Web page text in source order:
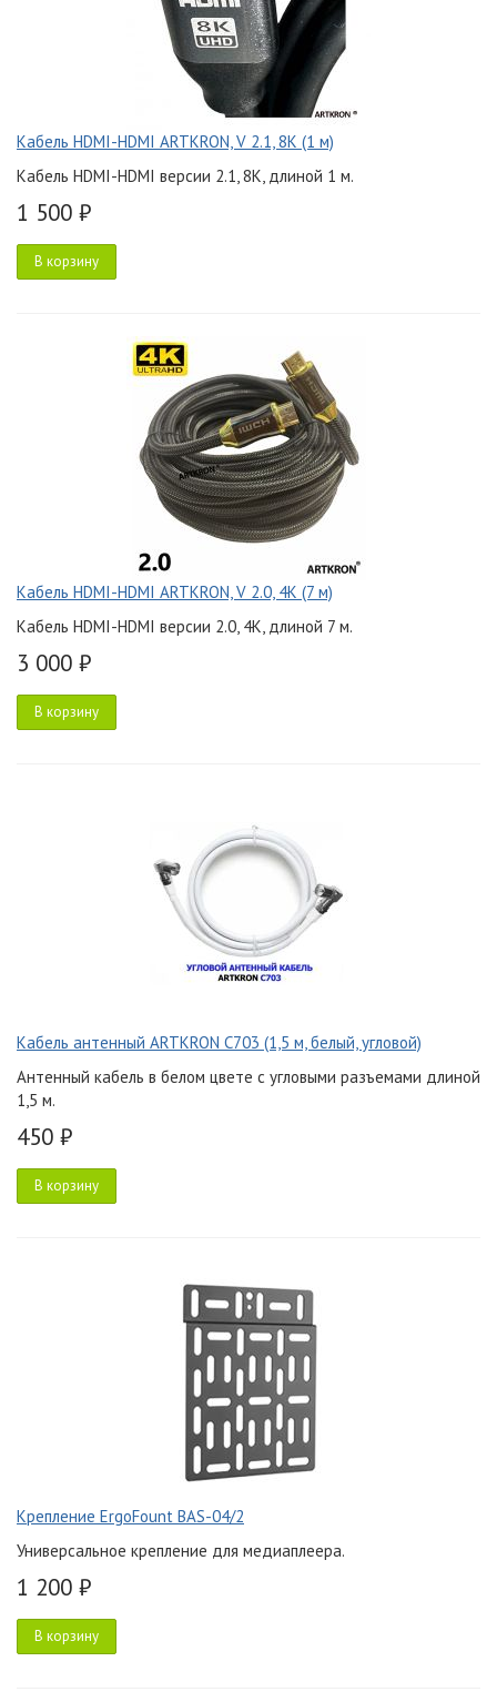
Кабель HDMI-HDMI ARTKRON, V 2.1, 8K (1 м)
Кабель HDMI-HDMI версии 2.1, 8K, длиной 1 м.
1 500 ₽
В корзину
Кабель HDMI-HDMI ARTKRON, V 2.0, 4K (7 м)
Кабель HDMI-HDMI версии 2.0, 4K, длиной 7 м.
3 000 ₽
В корзину
Кабель антенный ARTKRON C703 (1,5 м, белый, угловой)
Антенный кабель в белом цвете с угловыми разъемами длиной
1,5 м.
450 ₽
В корзину
Крепление ErgoFount BAS-04/2
Универсальное крепление для медиаплеера.
1 200 ₽
В корзину